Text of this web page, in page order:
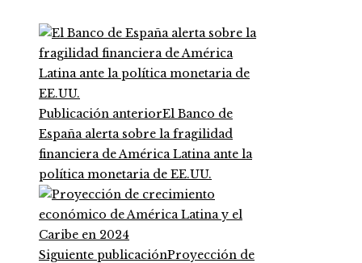
Publicación anteriorEl Banco de
España alerta sobre la fragilidad
financiera de América Latina ante la
política monetaria de EE.UU.
Siguiente publicaciónProyección de